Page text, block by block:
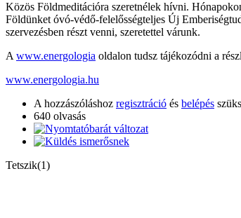
Közös Földmeditációra szeretnélek hívni.
Földünket óvó-védő-felelősségteljes Új
szervezésben részt venni, szeretettel várunk.
A www.energologia oldalon tudsz tájékozódni a
www.energologia.hu
A hozzászóláshoz regisztráció és belépés
640 olvasás
Tetszik(1)